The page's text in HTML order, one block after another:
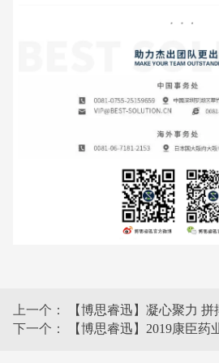
上一个：
【博思睿迅】凝心聚力
下一个：
【博思睿迅】2019康臣药